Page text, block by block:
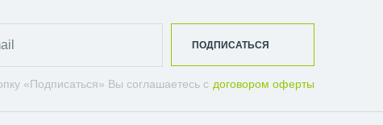
«Подписаться» Вы соглашаетесь с договором оферты
ПОДПИСАТЬСЯ